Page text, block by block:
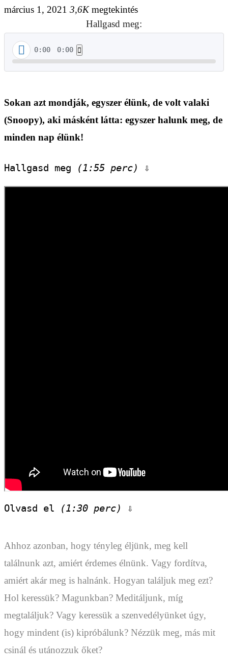
március 1, 2021 3,6Kmegtekintés
Hallgasd meg:
0:00 0:00
Sokan azt mondják, egyszer élünk, de volt valaki
(Snoopy), aki másként látta: egyszer halunk meg, de
minden nap élünk!
Hallgasd meg (1:55 perc) ⇩
Olvasd el (1:30 perc) ⇩
Ahhoz azonban, hogy tényleg éljünk, meg kell
találnunk azt, amiért érdemes élnünk. Vagy fordítva,
amiért akár meg is halnánk. Hogyan találjuk meg ezt?
Hol keressük? Magunkban? Meditáljunk, míg
megtaláljuk? Vagy keressük a szenvedélyünket úgy,
hogy mindent (is) kipróbálunk? Nézzük meg, más mit
csinál és utánozzuk őket?